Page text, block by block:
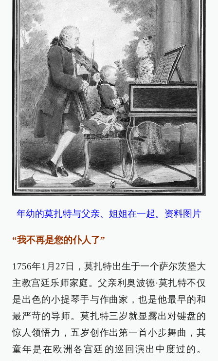
年幼的莫扎特与父亲、姐姐在一起。资料图片
“我不再是您的仆人了”
1756年1月27日，莫扎特出生于一个萨尔茨堡大
主教宫廷乐师家庭。父亲利奥波德·莫扎特不仅
是出色的小提琴手与作曲家，也是他最早的和
最严苛的导师。莫扎特三岁就显露出对键盘的
惊人领悟力，五岁创作出第一首小步舞曲，其
童年是在欧洲各宫廷的巡回演出中度过的。